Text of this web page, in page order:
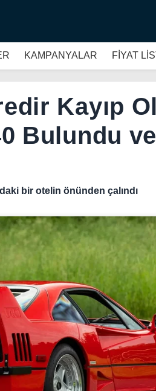
KAMPANYALAR FİYAT
Kayıp
Bulundu ve
bir otelin önünden çalındı